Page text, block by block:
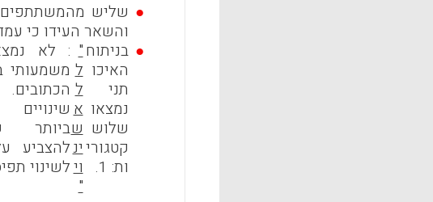
שליש מהמשתתפים
והשאר העידו כי
בניתוח
האיכו
תני
נמצאו
שלוש
קטגורי
ות: 1.
"
ל
ל
א
ש
ינ
וי
"
: לא
משמעותי
ביותר
להצביע
לשינוי